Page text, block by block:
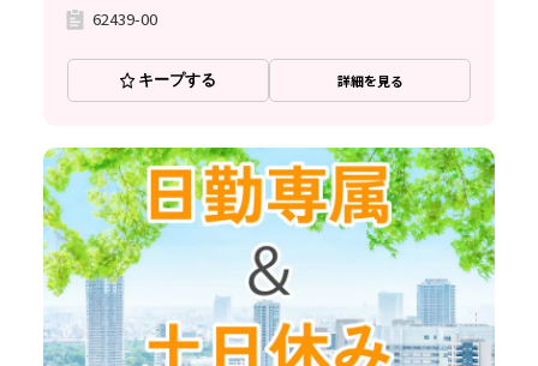
62439-00
キープする 詳細を見る